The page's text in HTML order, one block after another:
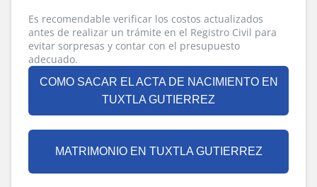
Es recomendable verificar los costos actualizados
antes de realizar un trámite en el Registro Civil para
evitar sorpresas y contar con el presupuesto
adecuado.
COMO SACAR EL ACTA DE NACIMIENTO EN
TUXTLA GUTIERREZ
MATRIMONIO EN TUXTLA GUTIERREZ